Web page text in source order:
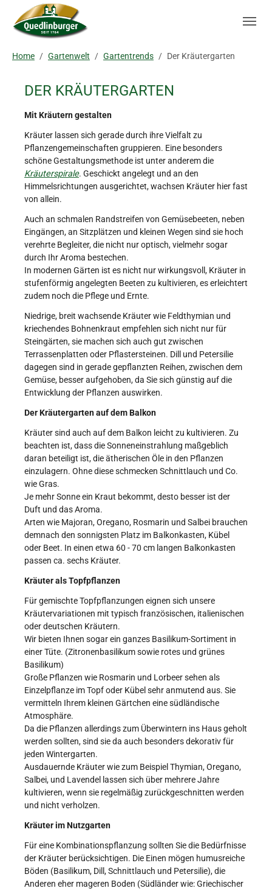
Skip to main navigation
Zum Hauptinhalt springen
Skip to page footer
Home Gartenwelt Gartentrends Der Kräutergarten
DER KRÄUTERGARTEN
Mit Kräutern gestalten
Kräuter lassen sich gerade durch ihre Vielfalt zu
Pflanzengemeinschaften gruppieren. Eine besonders
schöne Gestaltungsmethode ist unter anderem die
Kräuterspirale. Geschickt angelegt und an den
Himmelsrichtungen ausgerichtet, wachsen Kräuter hier fast
von allein.
Auch an schmalen Randstreifen von Gemüsebeeten, neben
Eingängen, an Sitzplätzen und kleinen Wegen sind sie hoch
verehrte Begleiter, die nicht nur optisch, vielmehr sogar
durch Ihr Aroma bestechen.
In modernen Gärten ist es nicht nur wirkungsvoll, Kräuter in
stufenförmig angelegten Beeten zu kultivieren, es erleichtert
zudem noch die Pflege und Ernte.
Niedrige, breit wachsende Kräuter wie Feldthymian und
kriechendes Bohnenkraut empfehlen sich nicht nur für
Steingärten, sie machen sich auch gut zwischen
Terrassenplatten oder Pflastersteinen. Dill und Petersilie
dagegen sind in gerade gepflanzten Reihen, zwischen dem
Gemüse, besser aufgehoben, da Sie sich günstig auf die
Entwicklung der Pflanzen auswirken.
Der Kräutergarten auf dem Balkon
Kräuter sind auch auf dem Balkon leicht zu kultivieren. Zu
beachten ist, dass die Sonneneinstrahlung maßgeblich
daran beteiligt ist, die ätherischen Öle in den Pflanzen
einzulagern. Ohne diese schmecken Schnittlauch und Co.
wie Gras.
Je mehr Sonne ein Kraut bekommt, desto besser ist der
Duft und das Aroma.
Arten wie Majoran, Oregano, Rosmarin und Salbei brauchen
demnach den sonnigsten Platz im Balkonkasten, Kübel
oder Beet. In einen etwa 60 - 70 cm langen Balkonkasten
passen ca. sechs Kräuter.
Kräuter als Topfpflanzen
Für gemischte Topfpflanzungen eignen sich unsere
Kräutervariationen mit typisch französischen, italienischen
oder deutschen Kräutern.
Wir bieten Ihnen sogar ein ganzes Basilikum-Sortiment in
einer Tüte. (Zitronenbasilikum sowie rotes und grünes
Basilikum)
Große Pflanzen wie Rosmarin und Lorbeer sehen als
Einzelpflanze im Topf oder Kübel sehr anmutend aus. Sie
vermitteln Ihrem kleinen Gärtchen eine südländische
Atmosphäre.
Da die Pflanzen allerdings zum Überwintern ins Haus geholt
werden sollten, sind sie da auch besonders dekorativ für
jeden Wintergarten.
Ausdauernde Kräuter wie zum Beispiel Thymian, Oregano,
Salbei, und Lavendel lassen sich über mehrere Jahre
kultivieren, wenn sie regelmäßig zurückgeschnitten werden
und nicht verholzen.
Kräuter im Nutzgarten
Für eine Kombinationspflanzung sollten Sie die Bedürfnisse
der Kräuter berücksichtigen. Die Einen mögen humusreiche
Böden (Basilikum, Dill, Schnittlauch und Petersilie), die
Anderen eher mageren Boden (Südländer wie: Griechischer